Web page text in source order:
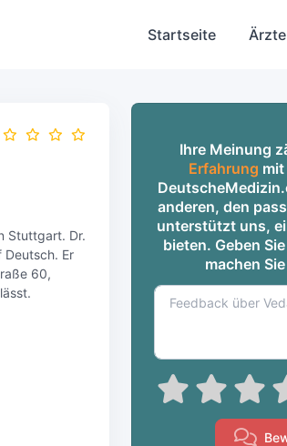
Startseite Ärzte
Stuttgart. Dr.
Er
60,
Ihre Meinung
Erfahrung
anderen, den
unterstützt uns,
bieten. Geben
machen